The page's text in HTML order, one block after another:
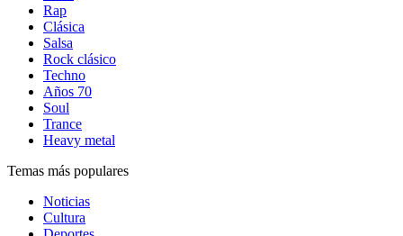
Rap
Clásica
Salsa
Rock clásico
Techno
Años 70
Soul
Trance
Heavy metal
Temas más populares
Noticias
Cultura